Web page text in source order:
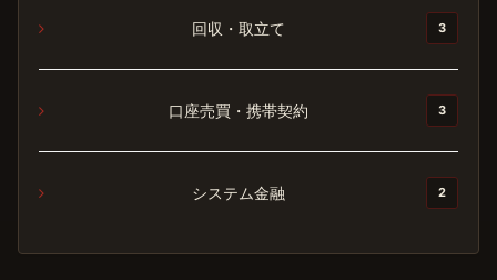
回収・取立て 3
口座売買・携帯契約 3
システム金融 2